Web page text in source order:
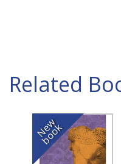
Related
N
e
w
b
o
o
k